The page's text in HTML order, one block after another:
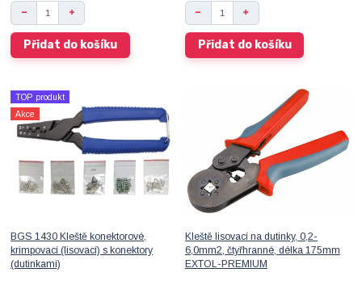
Přidat do košíku Přidat do košíku
TOP produkt
Akce
BGS 1430 Kleště konektorové,
krimpovací (lisovací) s konektory
(dutinkami)
Kleště lisovací na dutinky, 0,2-
6,0mm2, čtyřhranné, délka 175mm
EXTOL-PREMIUM